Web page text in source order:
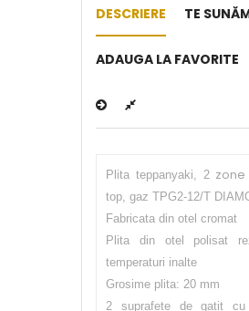
DESCRIERE TE
ADAUGA LA FAVORITE
Plita teppanyaki, 2
top, gaz TPG2-12/T
Fabricata din otel cromat
Plita din otel polisat
temperaturi inalte
Grosime plita: 20 mm
2 suprafete de gatit cu